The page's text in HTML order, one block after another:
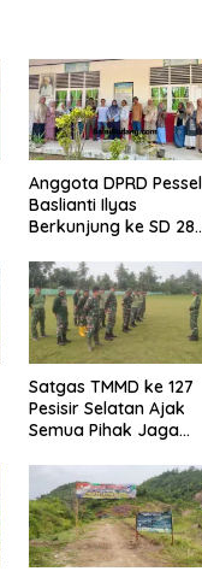
Anggota DPRD Pessel
Baslianti Ilyas
Berkunjung ke SD 28
Satgas TMMD ke 127
Pesisir Selatan Ajak
Semua Pihak Jaga